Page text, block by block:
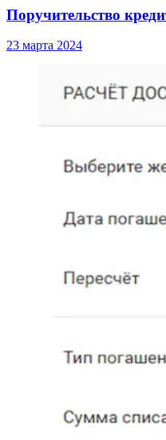
Поручительство
23 марта 2024